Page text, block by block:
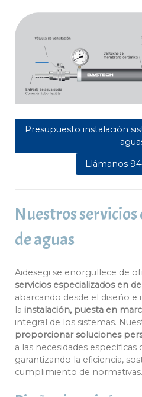
Presupuesto instalación
Llámanos
Nuestros
de aguas
Aidesegi se enorgullece de
servicios especializados en
abarcando desde el diseño e
la instalación, puesta en
integral de los sistemas.
proporcionar soluciones
a las necesidades específicas
garantizando la eficiencia,
cumplimiento de normativas.